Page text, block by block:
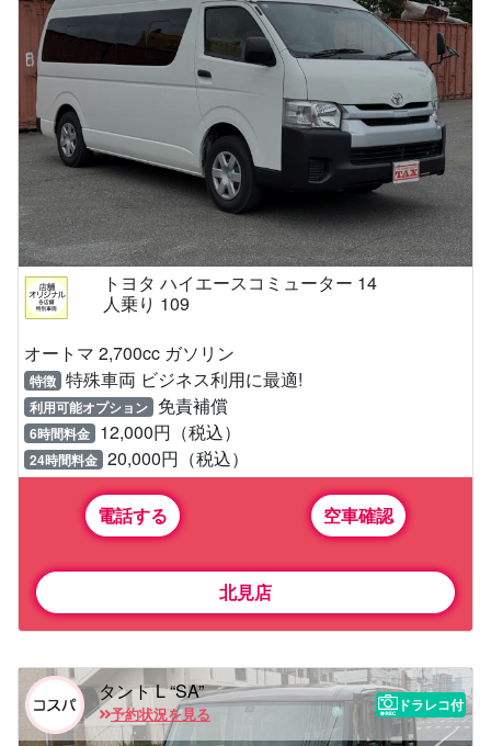
トヨタ ハイエースコミューター 14
人乗り 109
オートマ 2,700cc ガソリン
特徴 特殊車両 ビジネス利用に最適!
利用可能オプション 免責補償
6時間料金 12,000円（税込）
24時間料金 20,000円（税込）
電話する 空車確認
北見店
タント L “SA”
予約状況を見る
ドラレコ付